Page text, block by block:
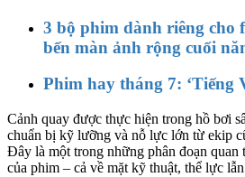
3 bộ phim dành riêng cho
bến màn ảnh rộng cuối
Phim hay tháng 7: ‘Tiếng
Cảnh quay được thực hiện trong hồ bơi
chuẩn bị kỹ lưỡng và nỗ lực lớn từ ekip
Đây là một trong những phân đoạn quan
của phim – cả về mặt kỹ thuật, thể lực